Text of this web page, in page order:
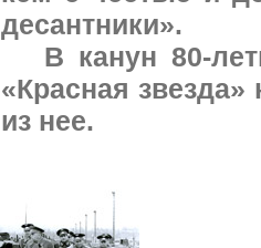
десантники».
В канун 80-
«Красная
из нее.